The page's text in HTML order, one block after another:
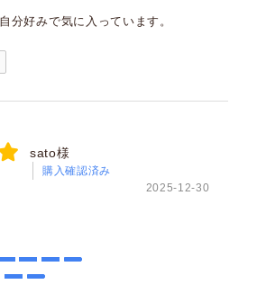
分好みで気に入っています。
sato様
購入確認済み
2025-12-30